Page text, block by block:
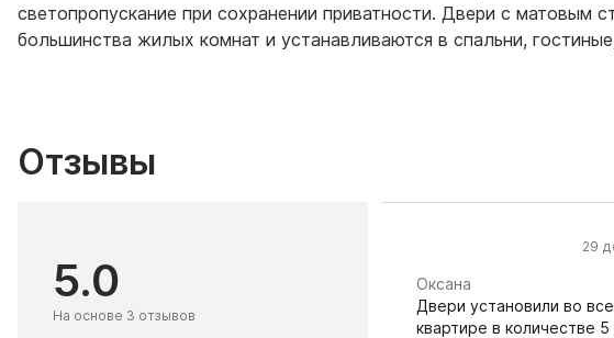
Отзывы
5.0
На основе 3 отзывов
29
Оксана
Двери установили во
квартире в количестве 5
светопропускание при сохранении приватности. Двери с матовым
большинства жилых комнат и устанавливаются в спальни,